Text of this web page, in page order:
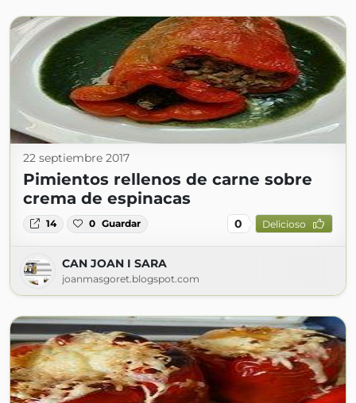
22 septiembre 2017
Pimientos rellenos de carne sobre
crema de espinacas
14 0 Guardar 0 Delicioso
CAN JOAN I SARA
joanmasgoret.blogspot.com